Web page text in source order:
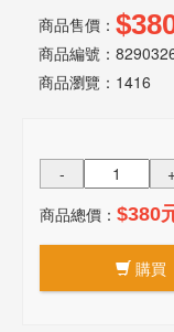
商品售價：
商品編號：
商品瀏覽： 1416
-
商品總價： $380
購買